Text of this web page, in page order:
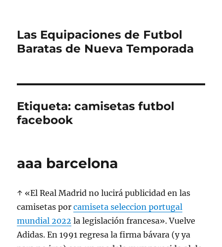
Las Equipaciones de Futbol
Baratas de Nueva Temporada
Etiqueta:camisetas futbol
facebook
aaa barcelona
↑ «El Real Madrid no lucirá publicidad en las
camisetas porcamiseta seleccion portugal
mundial 2022 la legislación francesa». Vuelve
Adidas. En 1991 regresa la firma bávara (y ya